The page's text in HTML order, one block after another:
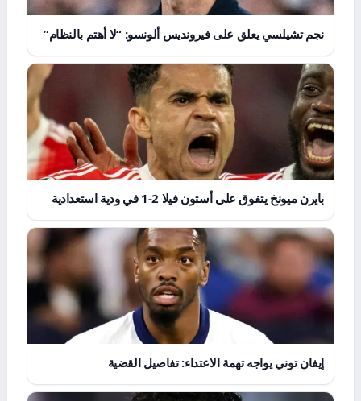
نجم تشيلسي يعلق على فيرونديس ألونسو: “لا أهتم بالنظام”
بايرن ميونخ يتفوق على أستون فيلا 2-1 في ودية استعدادية
إيفان توني يواجه تهمة الاعتداء: تفاصيل القضية